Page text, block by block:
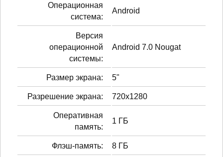
Операционная
система:
Android
Версия
операционной
системы:
Android 7.0 Nougat
Размер экрана: 5"
Разрешение экрана: 720x1280
Оперативная
память:
1 ГБ
Флэш-память: 8 ГБ